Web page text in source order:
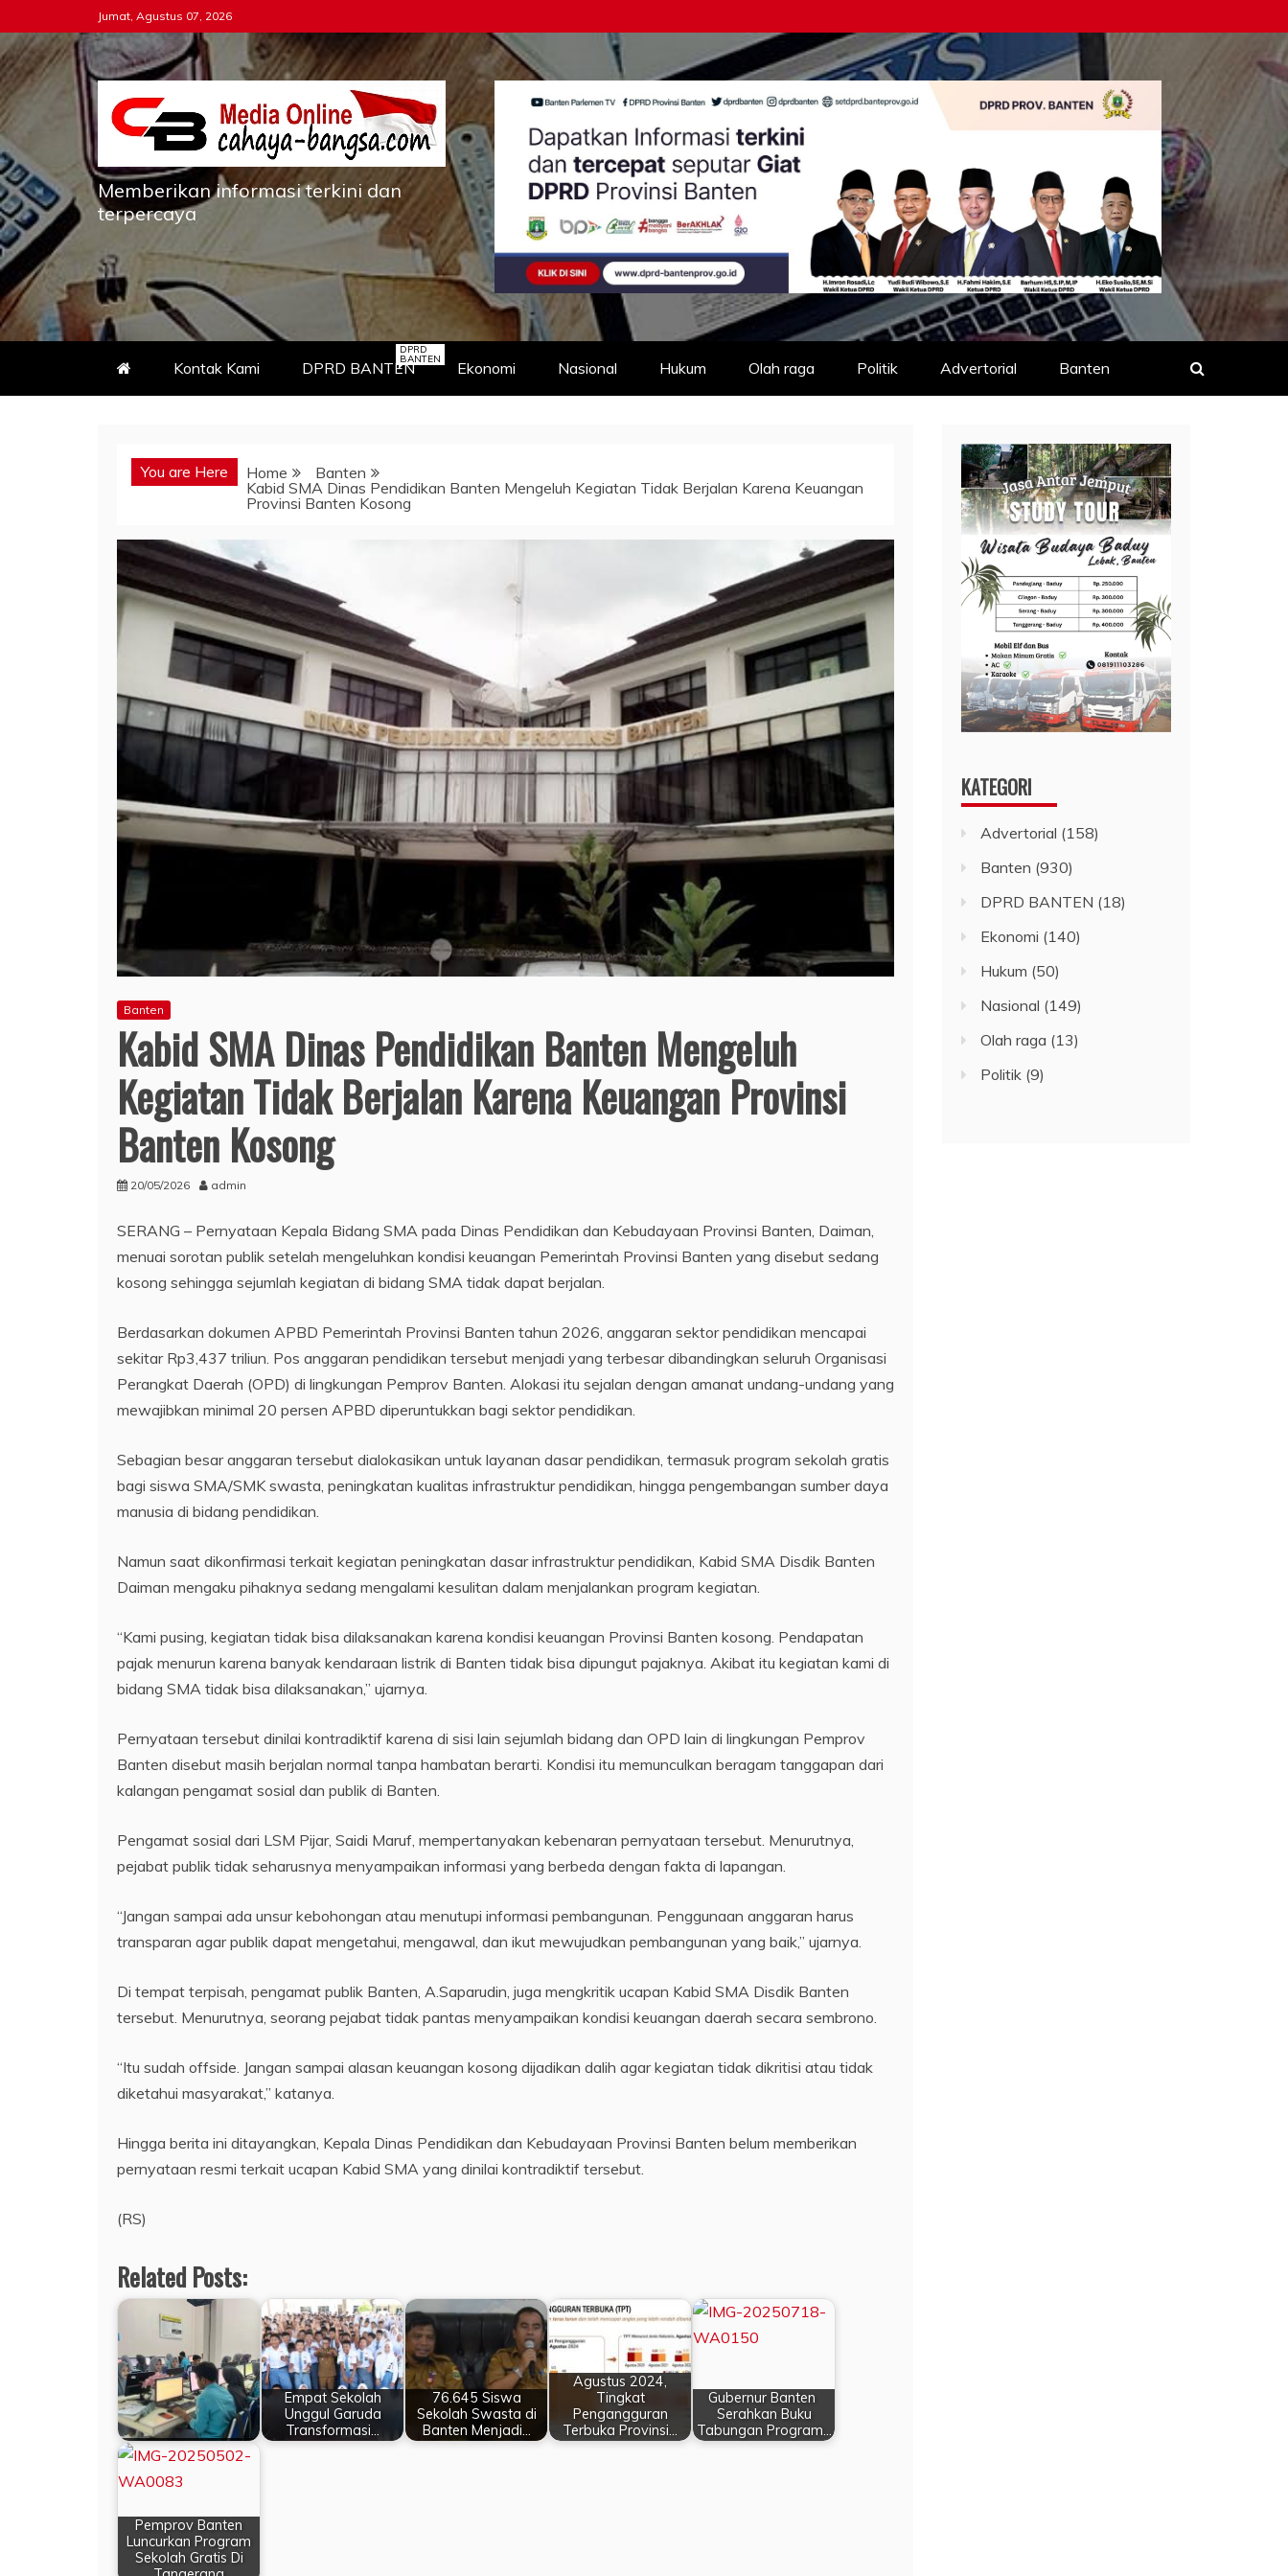
to
content
Jumat, Agustus 07, 2026
Memberikan informasi terkini dan
terpercaya
Kontak Kami DPRD BANTEN
DPRD
BANTEN Ekonomi Nasional Hukum Olah raga Politik Advertorial Banten
You are Here Home
Banten
Kabid SMA Dinas Pendidikan Banten Mengeluh Kegiatan Tidak Berjalan Karena Keuangan
Provinsi Banten Kosong
Banten
Kabid SMA Dinas Pendidikan Banten Mengeluh
Kegiatan Tidak Berjalan Karena Keuangan Provinsi
Banten Kosong
20/05/2026 admin
SERANG – Pernyataan Kepala Bidang SMA pada Dinas Pendidikan dan Kebudayaan Provinsi Banten, Daiman,
menuai sorotan publik setelah mengeluhkan kondisi keuangan Pemerintah Provinsi Banten yang disebut sedang
kosong sehingga sejumlah kegiatan di bidang SMA tidak dapat berjalan.
Berdasarkan dokumen APBD Pemerintah Provinsi Banten tahun 2026, anggaran sektor pendidikan mencapai
sekitar Rp3,437 triliun. Pos anggaran pendidikan tersebut menjadi yang terbesar dibandingkan seluruh Organisasi
Perangkat Daerah (OPD) di lingkungan Pemprov Banten. Alokasi itu sejalan dengan amanat undang-undang yang
mewajibkan minimal 20 persen APBD diperuntukkan bagi sektor pendidikan.
Sebagian besar anggaran tersebut dialokasikan untuk layanan dasar pendidikan, termasuk program sekolah gratis
bagi siswa SMA/SMK swasta, peningkatan kualitas infrastruktur pendidikan, hingga pengembangan sumber daya
manusia di bidang pendidikan.
Namun saat dikonfirmasi terkait kegiatan peningkatan dasar infrastruktur pendidikan, Kabid SMA Disdik Banten
Daiman mengaku pihaknya sedang mengalami kesulitan dalam menjalankan program kegiatan.
“Kami pusing, kegiatan tidak bisa dilaksanakan karena kondisi keuangan Provinsi Banten kosong. Pendapatan
pajak menurun karena banyak kendaraan listrik di Banten tidak bisa dipungut pajaknya. Akibat itu kegiatan kami di
bidang SMA tidak bisa dilaksanakan,” ujarnya.
Pernyataan tersebut dinilai kontradiktif karena di sisi lain sejumlah bidang dan OPD lain di lingkungan Pemprov
Banten disebut masih berjalan normal tanpa hambatan berarti. Kondisi itu memunculkan beragam tanggapan dari
kalangan pengamat sosial dan publik di Banten.
Pengamat sosial dari LSM Pijar, Saidi Maruf, mempertanyakan kebenaran pernyataan tersebut. Menurutnya,
pejabat publik tidak seharusnya menyampaikan informasi yang berbeda dengan fakta di lapangan.
“Jangan sampai ada unsur kebohongan atau menutupi informasi pembangunan. Penggunaan anggaran harus
transparan agar publik dapat mengetahui, mengawal, dan ikut mewujudkan pembangunan yang baik,” ujarnya.
Di tempat terpisah, pengamat publik Banten, A.Saparudin, juga mengkritik ucapan Kabid SMA Disdik Banten
tersebut. Menurutnya, seorang pejabat tidak pantas menyampaikan kondisi keuangan daerah secara sembrono.
“Itu sudah offside. Jangan sampai alasan keuangan kosong dijadikan dalih agar kegiatan tidak dikritisi atau tidak
diketahui masyarakat,” katanya.
Hingga berita ini ditayangkan, Kepala Dinas Pendidikan dan Kebudayaan Provinsi Banten belum memberikan
pernyataan resmi terkait ucapan Kabid SMA yang dinilai kontradiktif tersebut.
(RS)
Related Posts:
Empat Sekolah
Unggul Garuda
Transformasi…
76.645 Siswa
Sekolah Swasta di
Banten Menjadi…
Agustus 2024,
Tingkat
Pengangguran
Terbuka Provinsi…
Gubernur Banten
Serahkan Buku
Tabungan Program…
Pemprov Banten
Luncurkan Program
Sekolah Gratis Di
KATEGORI
Advertorial (158)
Banten (930)
DPRD BANTEN (18)
Ekonomi (140)
Hukum (50)
Nasional (149)
Olah raga (13)
Politik (9)